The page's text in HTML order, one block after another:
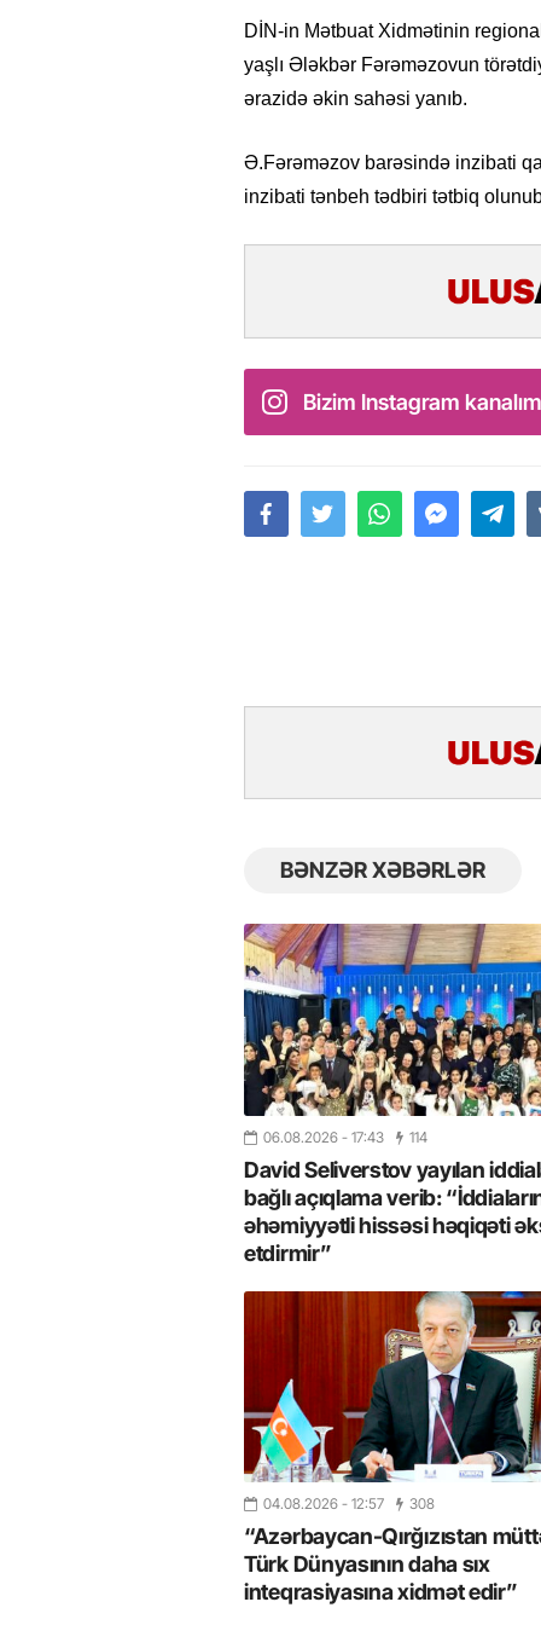
DİN-in Mətbuat Xidmətinin
yaşlı Ələkbər Fərəməzovun
ərazidə əkin sahəsi yanıb.
Ə.Fərəməzov barəsində inzibati
inzibati tənbeh tədbiri tətbiq
Bizim Instagram
BƏNZƏR XƏBƏRLƏR
06.08.2026 - 17:43 114
David Seliverstov yayılan
bağlı açıqlama verib:
əhəmiyyətli hissəsi həqiqəti
etdirmir”
04.08.2026 - 12:57 308
“Azərbaycan-Qırğızıstan
Türk Dünyasının daha sıx
inteqrasiyasına xidmət edir”
14.05.2026- 10:58 346
“ABŞ və Qərb Çinin daha da
istəmir”- VİDEO